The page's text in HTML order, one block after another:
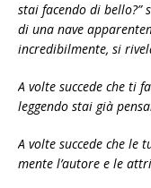
stai facendo di
di una nave
incredibilmente, si
A volte succede che ti
leggendo stai già
A volte succede che le
mente l’autore e le